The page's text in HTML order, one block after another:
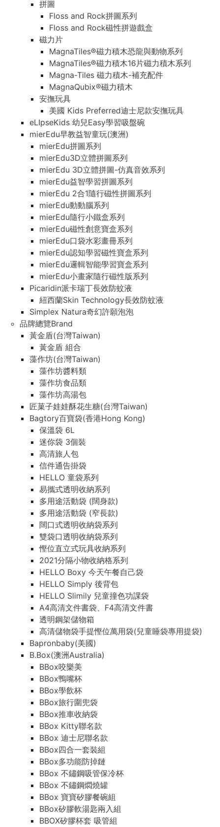
拼圖
Floss and Rock拼圖系列
Floss and Rock磁性拼遊戲盒
磁力片
MagnaTiles®磁力積木恐龍與動物系列
MagnaTiles®磁力積木16片磁力積木系列
Magna-Tiles 磁力積木-補充配件
MagnaQubix®磁力積木
安撫玩具
美國 Kids Preferred迪士尼款安撫玩具
eLIpseKids 幼兒Easy學習吸盤碗
mierEdu早教益智童玩(澳洲)
mierEdu拼圖系列
mierEdu3D立體拼圖系列
mierEdu 3D立體拼圖-仿真音效系列
mierEdu益智學習拼圖系列
mierEdu 2合1隨行磁性拼圖系列
mierEdu動動腦系列
mierEdu隨行小鐵盒系列
mierEdu磁性創意寶盒系列
mierEdu口袋水彩畫冊系列
mierEdu認知學習磁性寶盒系列
mierEdu邏輯智能學習寶盒系列
mierEdu小畫家隨行磁性版系列
Picaridin派卡瑞丁長效防蚊液
紐西蘭Skin Technology長效防蚊液
Simplex Natura奇幻許願泡泡
品牌總覽Brand
黃金盾(台灣Taiwan)
黃金盾 組合
藻作坊(台灣Taiwan)
藻作坊醬料類
藻作坊食品類
藻作坊高湯包
匠菓子娃娃酥花生糖(台灣Taiwan)
Bagtory百寶袋(香港Hong Kong)
保溫袋 6L
迷你袋 3個裝
高清旅人包
信件通告掛袋
HELLO 童袋系列
易攜式透明收納系列
多用途活動袋 (闊身款)
多用途活動袋 (窄長款)
闊口式透明收納袋系列
雙袋口透明收納袋系列
慳位直立式玩具收納系列
2021分隔小物收納格系列
HELLO Boxy 今天午餐自己袋
HELLO Simply 後背包
HELLO Slimily 兒童撞色功課袋
A4高清文件書袋、F4高清文件書
透明鋼架儲物箱
高清儲物袋手提慳位萬用袋(兒童睡袋專用提袋)
Bapronbaby(美國)
B.Box(澳洲Australia)
BBox咬樂美
BBox鴨嘴杯
BBox學飲杯
BBox旅行圍兜袋
BBox推車收納袋
BBox Kitty聯名款
BBox 迪士尼聯名款
BBox四合一套裝組
BBox多功能防掉鏈
BBox 不鏽鋼吸管保冷杯
BBox 不鏽鋼燜燒罐
BBox 寶寶矽膠餐碗組
BBox矽膠軟湯匙兩入組
BBOX矽膠杯套 吸管組